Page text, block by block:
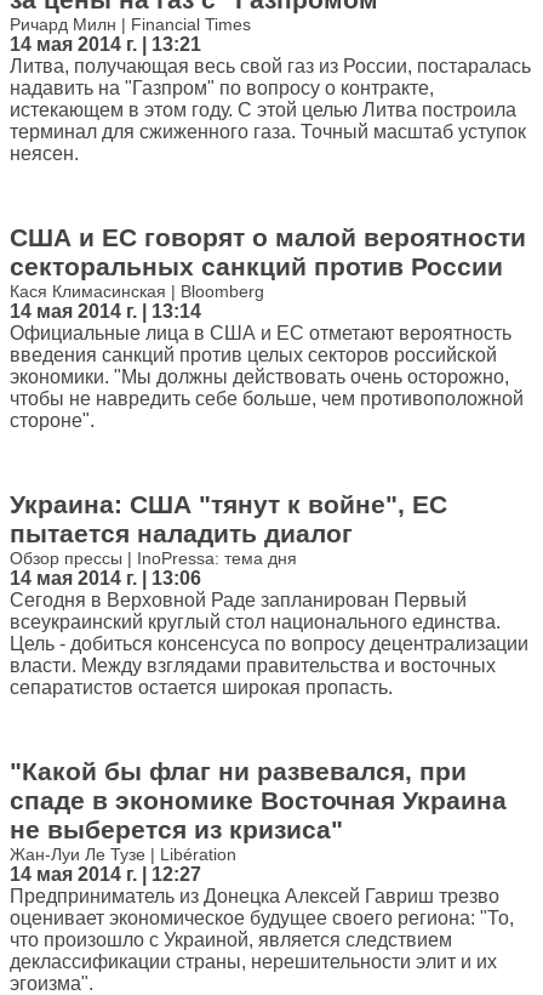
Ричард Милн | Financial Times
14 мая 2014 г. | 13:21
Литва, получающая весь свой газ из России, постаралась
надавить на "Газпром" по вопросу о контракте,
истекающем в этом году. С этой целью Литва построила
терминал для сжиженного газа. Точный масштаб уступок
неясен.
США и ЕС говорят о малой вероятности
секторальных санкций против России
Кася Климасинская | Bloomberg
14 мая 2014 г. | 13:14
Официальные лица в США и ЕС отметают вероятность
введения санкций против целых секторов российской
экономики. "Мы должны действовать очень осторожно,
чтобы не навредить себе больше, чем противоположной
стороне".
Украина: США "тянут к войне", ЕС
пытается наладить диалог
Обзор прессы | InoPressa: тема дня
14 мая 2014 г. | 13:06
Сегодня в Верховной Раде запланирован Первый
всеукраинский круглый стол национального единства.
Цель - добиться консенсуса по вопросу децентрализации
власти. Между взглядами правительства и восточных
сепаратистов остается широкая пропасть.
"Какой бы флаг ни развевался, при
спаде в экономике Восточная Украина
не выберется из кризиса"
Жан-Луи Ле Тузе | Libération
14 мая 2014 г. | 12:27
Предприниматель из Донецка Алексей Гавриш трезво
оценивает экономическое будущее своего региона: "То,
что произошло с Украиной, является следствием
деклассификации страны, нерешительности элит и их
эгоизма".